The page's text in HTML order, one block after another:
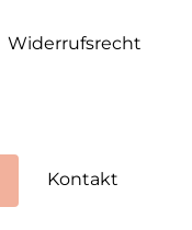
Widerrufs­recht
Kontakt